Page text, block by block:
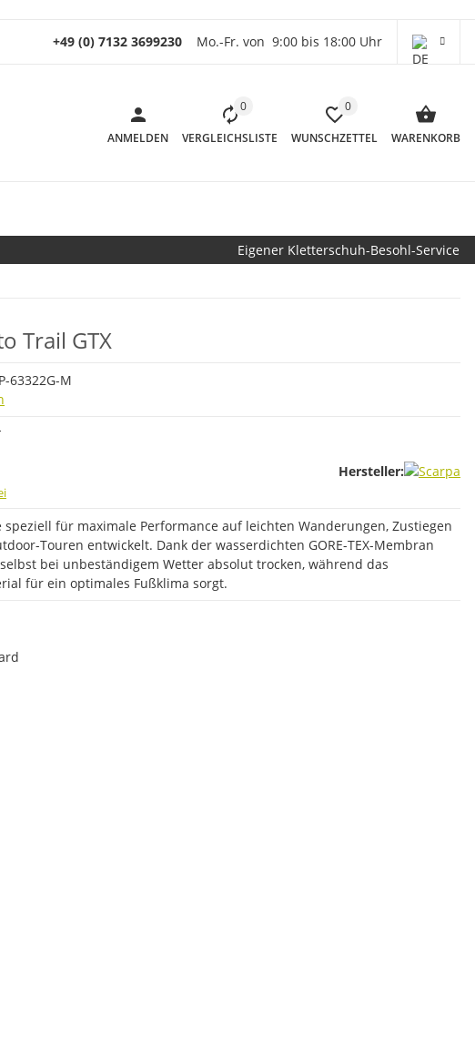
+49 (0) 7132 3699230 Mo.-Fr. von 9:00 bis 18:00 Uhr
ANMELDEN
0
VERGLEICHSLISTE
0
WUNSCHZETTEL WARENKORB
Eigener Kletterschuh-Besohl-Service
Trail GTX
63322G-M
Hersteller:
speziell für maximale Performance auf leichten Wanderungen, Zustiegen
Touren entwickelt. Dank der wasserdichten GORE-TEX-Membran
bei unbeständigem Wetter absolut trocken, während das
für ein optimales Fußklima sorgt.